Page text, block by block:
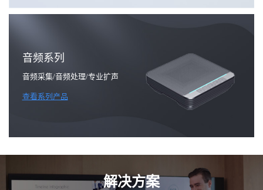
音频系列
音频采集/音频处理/专业扩声
查看系列产品
解决方案